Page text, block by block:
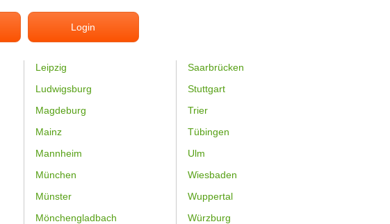
Login
Leipzig
Ludwigsburg
Magdeburg
Mainz
Mannheim
München
Münster
Mönchengladbach
Saarbrücken
Stuttgart
Trier
Tübingen
Ulm
Wiesbaden
Wuppertal
Würzburg